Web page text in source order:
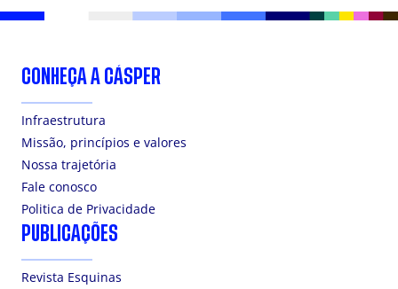
CONHEÇA A CÁSPER
Infraestrutura
Missão, princípios e valores
Nossa trajetória
Fale conosco
Politica de Privacidade
PUBLICAÇÕES
Revista Esquinas